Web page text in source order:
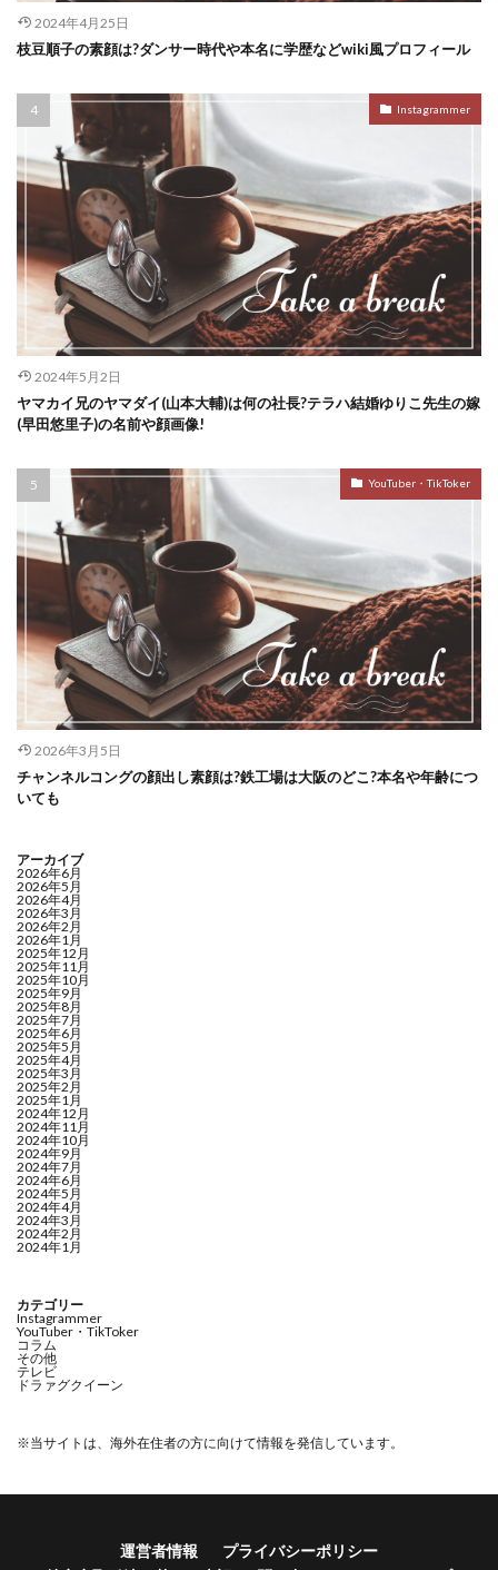
2024年4月25日
枝豆順子の素顔は?ダンサー時代や本名に学歴などwiki風プロフィール
Instagrammer
2024年5月2日
ヤマカイ兄のヤマダイ(山本大輔)は何の社長?テラハ結婚ゆりこ先生の嫁
(早田悠里子)の名前や顔画像!
YouTuber・TikToker
2026年3月5日
チャンネルコングの顔出し素顔は?鉄工場は大阪のどこ?本名や年齢につ
いても
アーカイブ
2026年6月
2026年5月
2026年4月
2026年3月
2026年2月
2026年1月
2025年12月
2025年11月
2025年10月
2025年9月
2025年8月
2025年7月
2025年6月
2025年5月
2025年4月
2025年3月
2025年2月
2025年1月
2024年12月
2024年11月
2024年10月
2024年9月
2024年7月
2024年6月
2024年5月
2024年4月
2024年3月
2024年2月
2024年1月
カテゴリー
Instagrammer
YouTuber・TikToker
コラム
その他
テレビ
ドラァグクイーン
※当サイトは、海外在住者の方に向けて情報を発信しています。
運営者情報
プライバシーポリシー